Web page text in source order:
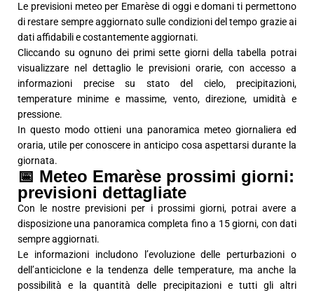
Le previsioni meteo per Emarèse di oggi e domani ti permettono
di restare sempre aggiornato sulle condizioni del tempo grazie ai
dati affidabili e costantemente aggiornati.
Cliccando su ognuno dei primi sette giorni della tabella potrai
visualizzare nel dettaglio le previsioni orarie, con accesso a
informazioni precise su stato del cielo, precipitazioni,
temperature minime e massime, vento, direzione, umidità e
pressione.
In questo modo ottieni una panoramica meteo giornaliera ed
oraria, utile per conoscere in anticipo cosa aspettarsi durante la
giornata.
📅 Meteo Emarèse prossimi giorni:
previsioni dettagliate
Con le nostre previsioni per i prossimi giorni, potrai avere a
disposizione una panoramica completa fino a 15 giorni, con dati
sempre aggiornati.
Le informazioni includono l’evoluzione delle perturbazioni o
dell’anticiclone e la tendenza delle temperature, ma anche la
possibilità e la quantità delle precipitazioni e tutti gli altri